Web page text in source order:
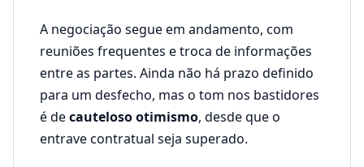
A negociação segue em andamento, com
reuniões frequentes e troca de informações
entre as partes. Ainda não há prazo definido
para um desfecho, mas o tom nos bastidores
é decauteloso otimismo, desde que o
entrave contratual seja superado.